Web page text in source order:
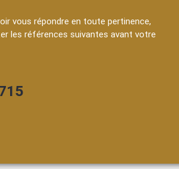
vous répondre en toute pertinence,
les références suivantes avant votre